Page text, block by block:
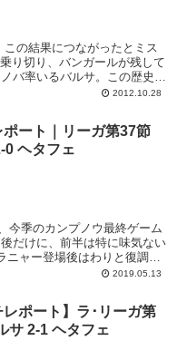
バ率いるバルサ。この歴史的
2012.10.28
ポート｜リーガ第37節
0 ヘタフェ
今季のカンプノウ最終ゲーム
だけに、前半は特に味気ない
ャー登場後はわりと復調。
2019.05.13
レポート】ラ･リーガ第
サ 2-1 ヘタフェ